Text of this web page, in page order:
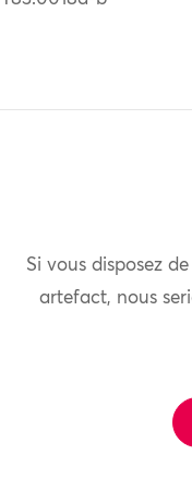
Si vous disposez
artefact, nous